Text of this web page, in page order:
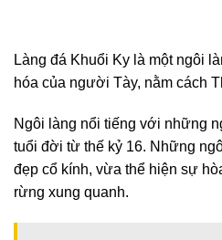
Làng đá Khuổi Ky là một ngôi
hóa của người Tày, nằm cách
Ngôi làng nổi tiếng với những
tuổi đời từ thế kỷ 16. Những
đẹp cổ kính, vừa thể hiện sự
rừng xung quanh.